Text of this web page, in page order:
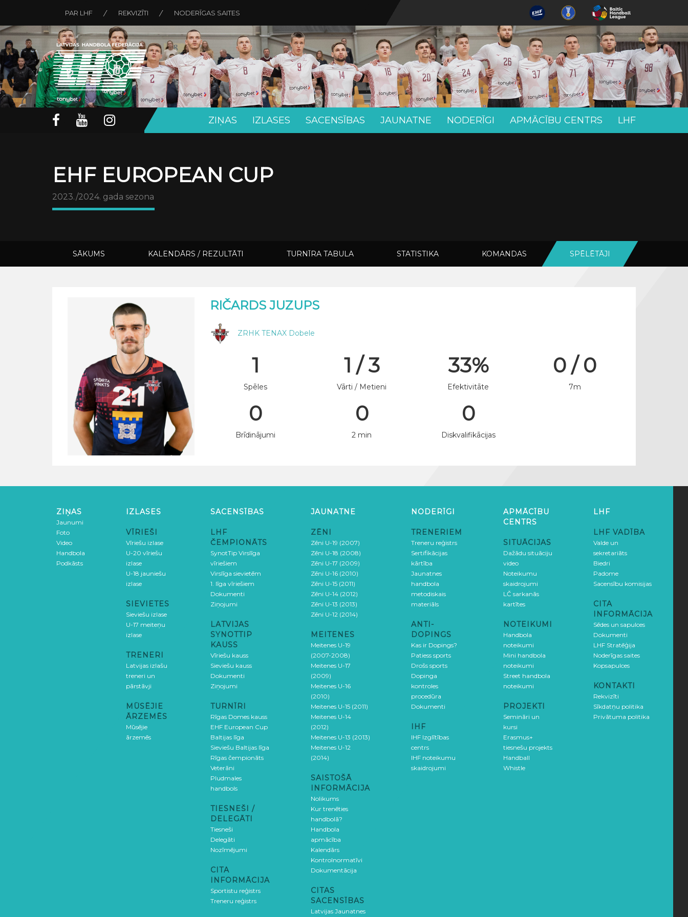
PAR LHF REKVIZĪTI NODERĪGAS SAITES
ZIŅAS IZLASES SACENSĪBAS JAUNATNE NODERĪGI APMĀCĪBU CENTRS LHF
EHF EUROPEAN CUP
2023./2024. gada sezona
SĀKUMS KALENDĀRS / REZULTĀTI TURNĪRA TABULA STATISTIKA KOMANDAS SPĒLĒTĀJI
RIČARDS JUZUPS
ZRHK TENAX Dobele
1
Spēles
1 / 3
Vārti / Metieni
33%
Efektivitāte
0 / 0
7m
0
Brīdinājumi
0
2 min
0
Diskvalifikācijas
ZIŅAS
Jaunumi
Foto
Video
Handbola
Podkāsts
IZLASES
VĪRIEŠI
Vīriešu izlase
U-20 vīriešu
izlase
U-18 jauniešu
izlase
SIEVIETES
Sieviešu izlase
U-17 meiteņu
izlase
TRENERI
Latvijas izlašu
treneri un
pārstāvji
MŪSĒJIE
ĀRZEMĒS
Mūsējie
ārzemēs
SACENSĪBAS
LHF
ČEMPIONĀTS
SynotTip Virslīga
vīriešiem
Virslīga sievietēm
1. līga vīriešiem
Dokumenti
Ziņojumi
LATVIJAS
SYNOTTIP
KAUSS
Vīriešu kauss
Sieviešu kauss
Dokumenti
Ziņojumi
TURNĪRI
Rīgas Domes kauss
EHF European Cup
Baltijas līga
Sieviešu Baltijas līga
Rīgas čempionāts
Veterāni
Pludmales
handbols
TIESNEŠI /
DELEGĀTI
Tiesneši
Delegāti
Nozīmējumi
CITA
INFORMĀCIJA
Sportistu reģistrs
Treneru reģistrs
JAUNATNE
ZĒNI
Zēni U-19 (2007)
Zēni U-18 (2008)
Zēni U-17 (2009)
Zēni U-16 (2010)
Zēni U-15 (2011)
Zēni U-14 (2012)
Zēni U-13 (2013)
Zēni U-12 (2014)
MEITENES
Meitenes U-19
(2007-2008)
Meitenes U-17
(2009)
Meitenes U-16
(2010)
Meitenes U-15 (2011)
Meitenes U-14
(2012)
Meitenes U-13 (2013)
Meitenes U-12
(2014)
SAISTOŠĀ
INFORMĀCIJA
Nolikums
Kur trenēties
handbolā?
Handbola
apmācība
Kalendārs
Kontrolnormatīvi
Dokumentācija
CITAS
SACENSĪBAS
Latvijas Jaunatnes
NODERĪGI
TRENERIEM
Treneru reģistrs
Sertifikācijas
kārtība
Jaunatnes
handbola
metodiskais
materiāls
ANTI-
DOPINGS
Kas ir Dopings?
Patiess sports
Drošs sports
Dopinga
kontroles
procedūra
Dokumenti
IHF
IHF Izglītības
centrs
IHF noteikumu
skaidrojumi
APMĀCĪBU
CENTRS
SITUĀCIJAS
Dažādu situāciju
video
Noteikumu
skaidrojumi
LČ sarkanās
kartītes
NOTEIKUMI
Handbola
noteikumi
Mini handbola
noteikumi
Street handbola
noteikumi
PROJEKTI
Semināri un
kursi
Erasmus+
tiesnešu projekts
Handball
Whistle
LHF
LHF VADĪBA
Valde un
sekretariāts
Biedri
Padome
Sacensību komisijas
CITA
INFORMĀCIJA
Sēdes un sapulces
Dokumenti
LHF Stratēģija
Noderīgas saites
Kopsapulces
KONTAKTI
Rekvizīti
Sīkdatņu politika
Privātuma politika